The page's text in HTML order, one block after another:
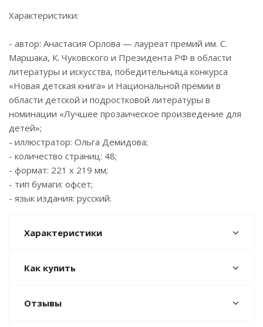
Характеристики:
- автор: Анастасия Орлова — лауреат премий им. С.
Маршака, К. Чуковского и Президента РФ в области
литературы и искусства, победительница конкурса
«Новая детская книга» и Национальной премии в
области детской и подростковой литературы в
номинации «Лучшее прозаическое произведение для
детей»;
- иллюстратор: Ольга Демидова;
- количество страниц: 48;
- формат: 221 x 219 мм;
- тип бумаги: офсет;
- язык издания: русский.
Характеристики
Как купить
Отзывы